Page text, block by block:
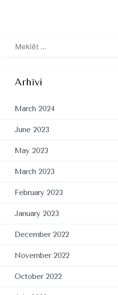
Arhīvi
March 2024
June 2023
May 2023
March 2023
February 2023
January 2023
December 2022
November 2022
October 2022